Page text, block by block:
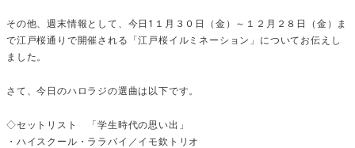
その他、週末情報として、今日1１月３０日（金）～１２月２８日（金）ま
で江戸桜通りで開催される「江戸桜イルミネーション」についてお伝えし
ました。
さて、今日のハロラジの選曲は以下です。
◇セットリスト 「学生時代の思い出」
・ハイスクール・ララバイ／イモ欽トリオ